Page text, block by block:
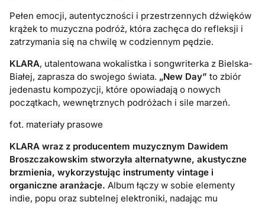
Pełen emocji, autentyczności i przestrzennych dźwięków
krążek to muzyczna podróż, która zachęca do refleksji i
zatrzymania się na chwilę w codziennym pędzie.
KLARA, utalentowana wokalistka i songwriterka z Bielska-
Białej, zaprasza do swojego świata. „New Day” to zbiór
jedenastu kompozycji, które opowiadają o nowych
początkach, wewnętrznych podróżach i sile marzeń.
fot. materiały prasowe
KLARA wraz z producentem muzycznym Dawidem
Broszczakowskim stworzyła alternatywne, akustyczne
brzmienia, wykorzystując instrumenty vintage i
organiczne aranżacje. Album łączy w sobie elementy
indie, popu oraz subtelnej elektroniki, nadając mu